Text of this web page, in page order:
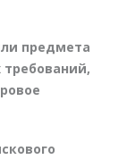
предмета